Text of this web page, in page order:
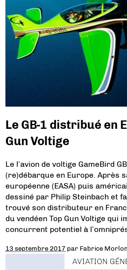
Le GB-1 distribué en
Gun Voltige
Le l’avion de voltige GameBird
(re)débarque en Europe. Après
européenne (EASA) puis
dessiné par Philip Steinbach et
trouvé son distributeur en
du vendéen Top Gun Voltige qui
concurrent potentiel à
13 septembre 2017 par Fabrice Morlon
AVIATION